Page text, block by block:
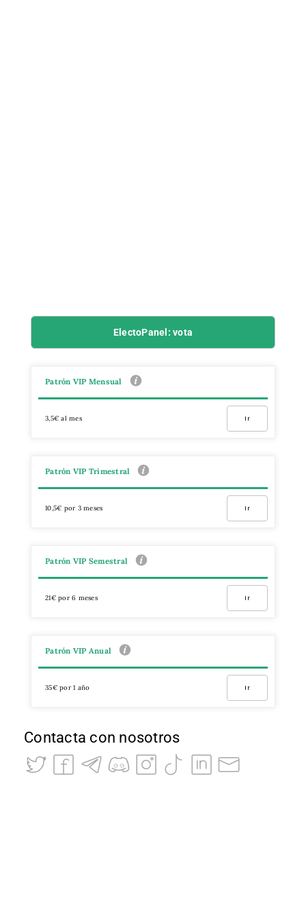
ElectoPanel: vota
Patrón VIP Mensual
3,5€ al mes Ir
Patrón VIP Trimestral
10,5€ por 3 meses Ir
Patrón VIP Semestral
21€ por 6 meses Ir
Patrón VIP Anual
35€ por 1 año Ir
Contacta con nosotros